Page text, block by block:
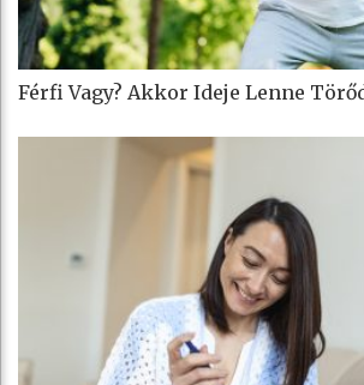
Férfi Vagy? Akkor Ideje Lenne